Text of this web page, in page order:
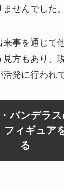
せんでした。
来事を通じて
方もあり、
発に行われ
バンデラ
フィギュア
る